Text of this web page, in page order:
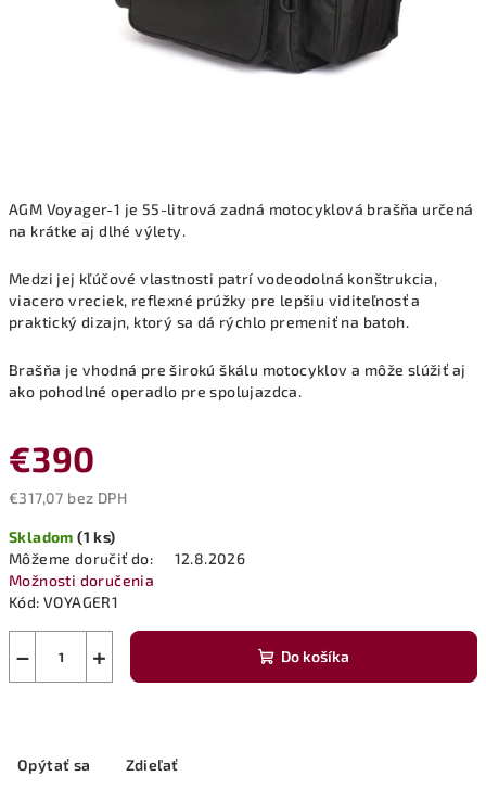
AGM Voyager-1 je 55-litrová zadná motocyklová brašňa určená
na krátke aj dlhé výlety.
Medzi jej kľúčové vlastnosti patrí vodeodolná konštrukcia,
viacero vreciek, reflexné prúžky pre lepšiu viditeľnosť a
praktický dizajn, ktorý sa dá rýchlo premeniť na batoh.
Brašňa je vhodná pre širokú škálu motocyklov a môže slúžiť aj
ako pohodlné operadlo pre spolujazdca.
€390
€317,07 bez DPH
cena:
Skladom(1 ks)
Môžeme doručiť do:
12.8.2026
Možnosti doručenia
Kód: VOYAGER1
+
− Do košíka
Opýtať sa Zdieľať